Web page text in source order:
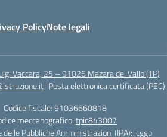
PolicyNote legali
Vaccara, 25 – 91026 Mazara del Vallo (TP)
Posta elettronica certificata (PEC):
Codice fiscale: 91036660818
meccanografico:tpic843007
delle Pubbliche Amministrazioni (IPA): icggp